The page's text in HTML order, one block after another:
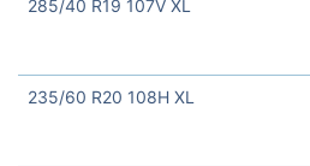
285/40 R19 107V XL
235/60 R20 108H XL